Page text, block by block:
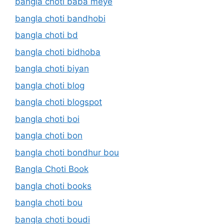
bangla choti bandhobi
bangla choti bd
bangla choti bidhoba
bangla choti biyan
bangla choti blog
bangla choti blogspot
bangla choti boi
bangla choti bon
bangla choti bondhur bou
Bangla Choti Book
bangla choti books
bangla choti bou
bangla choti boudi